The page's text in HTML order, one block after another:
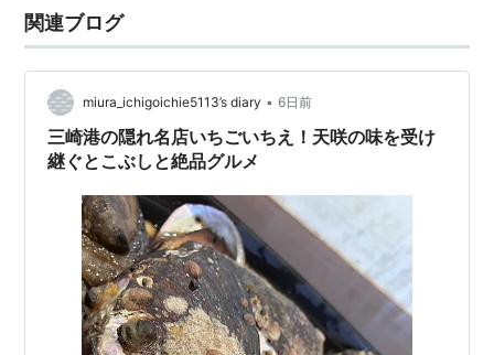
関連ブログ
miura_ichigoichie5113’s diary • 6日前
三崎港の隠れ名店いちごいちえ！天咲の味を受け
継ぐとこぶしと絶品グルメ